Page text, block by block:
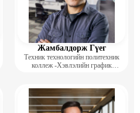
Жамбалдорж Гүег
Техник технологийн политехник
коллеж -Хэвлэлийн график